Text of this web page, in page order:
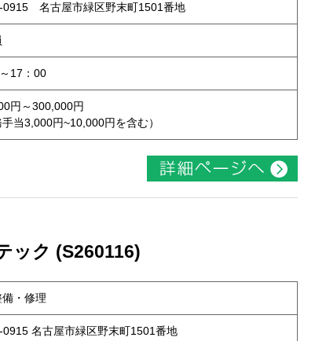
0915 名古屋市緑区野末町1501番地
17：00
円～300,000円
手当3,000円~10,000円を含む）
ック (S260116)
・修理
0915 名古屋市緑区野末町1501番地